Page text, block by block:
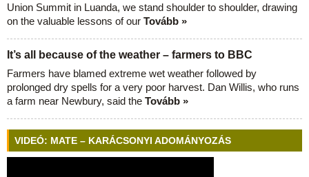
Union Summit in Luanda, we stand shoulder to shoulder, drawing
on the valuable lessons of our Tovább »
It’s all because of the weather – farmers to BBC
Farmers have blamed extreme wet weather followed by
prolonged dry spells for a very poor harvest. Dan Willis, who runs
a farm near Newbury, said the Tovább »
VIDEÓ: MATE – KARÁCSONYI ADOMÁNYOZÁS